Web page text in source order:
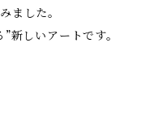
ました。
新しいアートです。